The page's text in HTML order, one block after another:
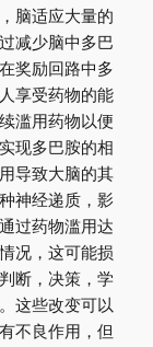
脑适应大量的
减少脑中多巴
奖励回路中多
享受药物的能
滥用药物以便
现多巴胺的相
导致大脑的其
神经递质，影
过药物滥用达
况，这可能损
断，决策，学
这些改变可以
不良作用，但